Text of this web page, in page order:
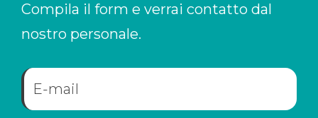
Compila il form e verrai contatto dal
nostro personale.